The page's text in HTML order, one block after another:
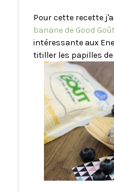
Pour cette recette
banane de Good Goût
intéressante aux
titiller les papilles de